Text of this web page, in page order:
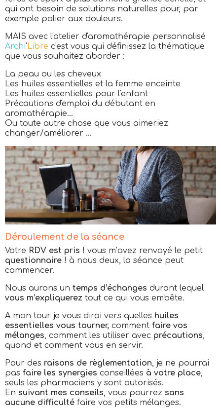
qui ont besoin de solutions naturelles pour, par
exemple palier aux douleurs.
MAIS avec l'atelier d'aromathérapie personnalisé
Archi' Libre c'est vous qui définissez la thématique
que vous souhaitez aborder :
La peau ou les cheveux
Les huiles essentielles et la femme enceinte
Les huiles essentielles pour l'enfant
Précautions d'emploi du débutant en
aromathérapie...
Ou toute autre chose que vous aimeriez
changer/améliorer ...
Déroulement de la séance
Votre RDV est pris ! vous m’avez renvoyé le petit
questionnaire ! à nous deux, la séance peut
commencer.
Nous aurons un temps d’échanges durant lequel
vous m’expliquerez tout ce qui vous embête.
A mon tour je vous dirai vers quelles huiles
essentielles vous tourner, comment faire vos
mélanges, comment les utiliser avec précautions,
quand et comment vous en servir.
Pour des raisons de règlementation, je ne pourrai
pas faire les synergies conseillées à votre place,
seuls les pharmaciens y sont autorisés.
En suivant mes conseils, vous pourrez sans
aucune difficulté faire vos petits mélanges.